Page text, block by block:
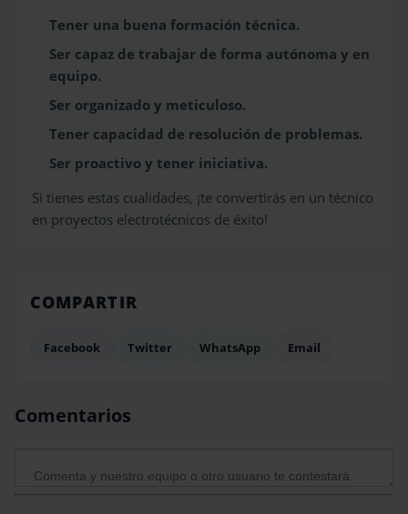
Tener una buena formación técnica.
Ser capaz de trabajar de forma autónoma y en
equipo.
Ser organizado y meticuloso.
Tener capacidad de resolución de problemas.
Ser proactivo y tener iniciativa.
Si tienes estas cualidades, ¡te convertirás en un técnico
en proyectos electrotécnicos de éxito!
COMPARTIR
Facebook Twitter WhatsApp Email
Comentarios